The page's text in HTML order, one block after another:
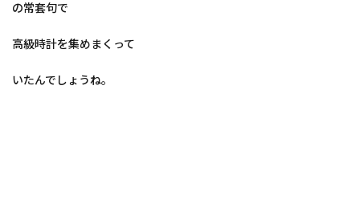
の常套句で
高級時計を集めまくって
いたんでしょうね。